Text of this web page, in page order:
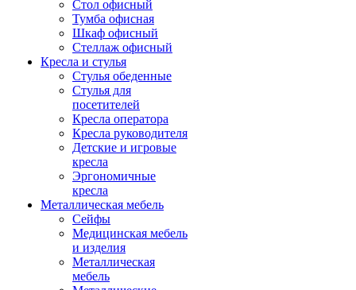
Стол офисный
Тумба офисная
Шкаф офисный
Стеллаж офисный
Кресла и стулья
Стулья обеденные
Стулья для
посетителей
Кресла оператора
Кресла руководителя
Детские и игровые
кресла
Эргономичные
кресла
Металлическая мебель
Сейфы
Медицинская мебель
и изделия
Металлическая
мебель